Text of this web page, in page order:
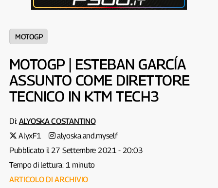
MOTOGP
MOTOGP | ESTEBAN GARCÍA
ASSUNTO COME DIRETTORE
TECNICO IN KTM TECH3
Di: ALYOSKA COSTANTINO
AlyxF1
alyoska.and.myself
Pubblicato il 27 Settembre 2021 - 20:03
Tempo di lettura: 1 minuto
ARTICOLO DI ARCHIVIO